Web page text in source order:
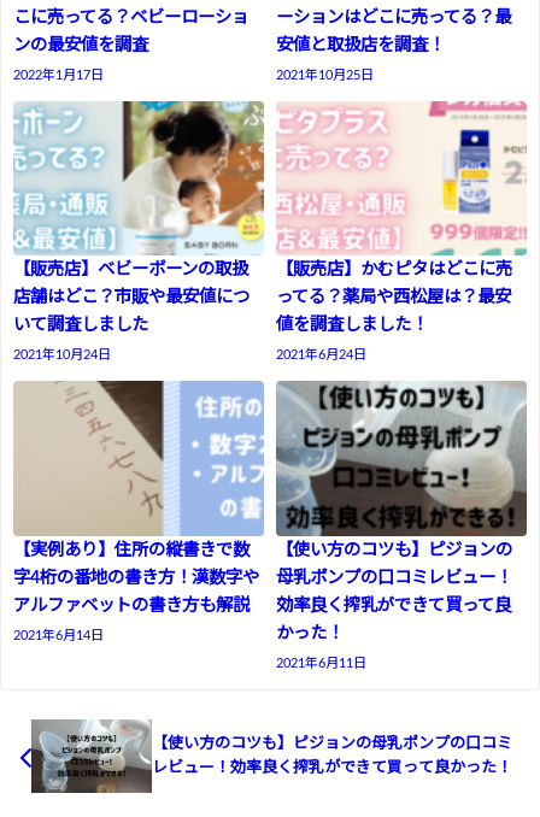
こに売ってる？ベビーローショ
ンの最安値を調査
2022年1月17日
ーションはどこに売ってる？最
安値と取扱店を調査！
2021年10月25日
【販売店】ベビーボーンの取扱
店舗はどこ？市販や最安値につ
いて調査しました
2021年10月24日
【販売店】かむピタはどこに売
ってる？薬局や西松屋は？最安
値を調査しました！
2021年6月24日
【実例あり】住所の縦書きで数
字4桁の番地の書き方！漢数字や
アルファベットの書き方も解説
2021年6月14日
【使い方のコツも】ピジョンの
母乳ポンプの口コミレビュー！
効率良く搾乳ができて買って良
かった！
2021年6月11日
【使い方のコツも】ピジョンの母乳ポンプの口コミ
レビュー！効率良く搾乳ができて買って良かった！